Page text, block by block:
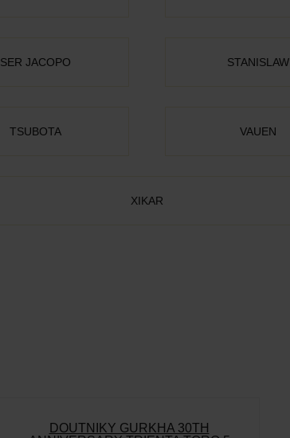
SER JACOPO STANISLAW
TSUBOTA VAUEN
XIKAR
DOUTNÍKY GURKHA 30TH